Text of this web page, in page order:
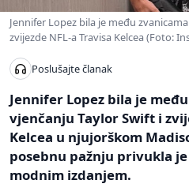
Jennifer Lopez bila je među
zvijezde NFL-a Travisa Kelcea (Foto:
Poslušajte članak
Jennifer Lopez bila je
vjenčanju Taylor Swift i
Kelcea u njujorškom
posebnu pažnju privukla
modnim izdanjem.